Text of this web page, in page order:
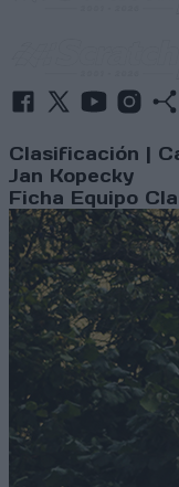
Clasificación |
Jan Kopecky
Ficha Equipo